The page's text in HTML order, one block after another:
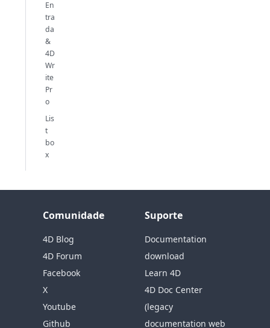
En
tra
da
&
4D
Wr
ite
Pr
o
Lis
t
bo
x
Comunidade
4D Blog
4D Forum
Facebook
X
Youtube
Github
Suporte
Documentation
download
Learn 4D
4D Doc Center
(legacy
documentation web